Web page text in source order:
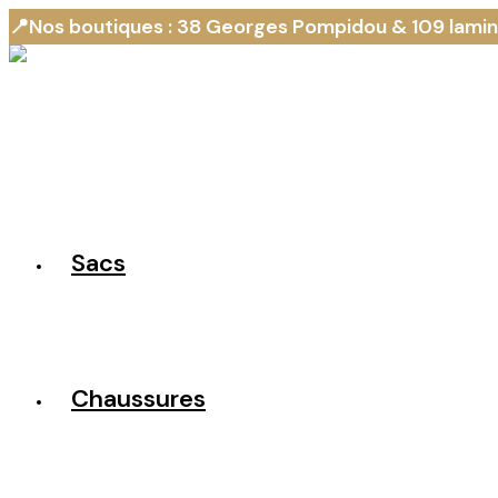
📍Nos boutiques : 38 Georges Pompidou & 109
Sacs
Chaussures